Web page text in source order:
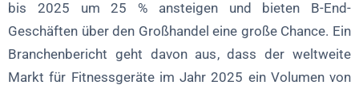
bis 2025 um 25 % ansteigen und bieten B-End-
Geschäften über den Großhandel eine große Chance. Ein
Branchenbericht geht davon aus, dass der weltweite
Markt für Fitnessgeräte im Jahr 2025 ein Volumen von